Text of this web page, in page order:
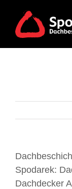
content
Spodarek:
Dachdecker